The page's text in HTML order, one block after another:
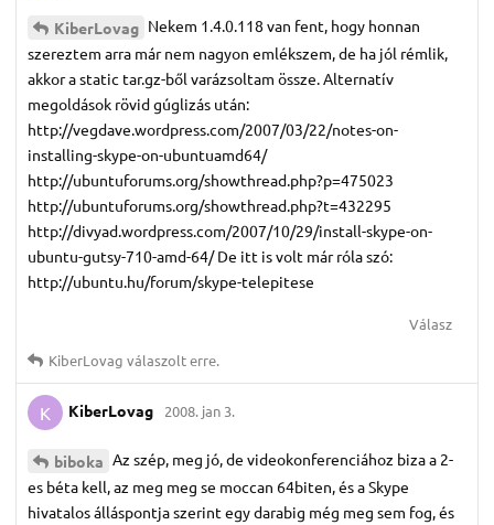
KiberLovag Nekem 1.4.0.118 van fent, hogy honnan
szereztem arra már nem nagyon emlékszem, de ha jól rémlik,
akkor a static tar.gz-ből varázsoltam össze. Alternatív
megoldások rövid gúglizás után:
http://vegdave.wordpress.com/2007/03/22/notes-on-
installing-skype-on-ubuntuamd64/
http://ubuntuforums.org/showthread.php?p=475023
http://ubuntuforums.org/showthread.php?t=432295
http://divyad.wordpress.com/2007/10/29/install-skype-on-
ubuntu-gutsy-710-amd-64/ De itt is volt már róla szó:
http://ubuntu.hu/forum/skype-telepitese
Válasz
KiberLovag válaszolt erre.
K KiberLovag 2008. jan 3.
biboka Az szép, meg jó, de videokonferenciához biza a 2-
es béta kell, az meg meg se moccan 64biten, és a Skype
hivatalos álláspontja szerint egy darabig még meg sem fog, és